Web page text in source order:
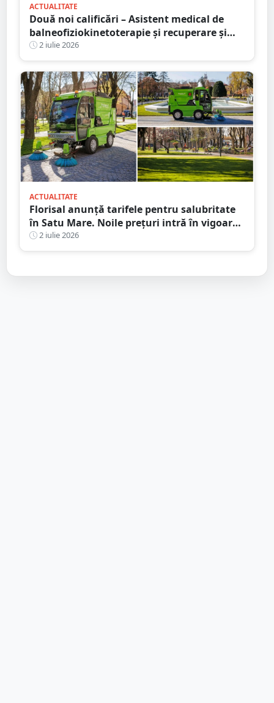
ACTUALITATE
Două noi calificări – Asistent medical de
balneofiziokinetoterapie și recuperare și
Asistent medical de radiologie – la Școala
Postliceală „Henri Coandă” Satu Mare. Au
început înscrierile!
2 iulie 2026
ACTUALITATE
Florisal anunță tarifele pentru salubritate
în Satu Mare. Noile prețuri intră în vigoare
de la 1 iulie
2 iulie 2026